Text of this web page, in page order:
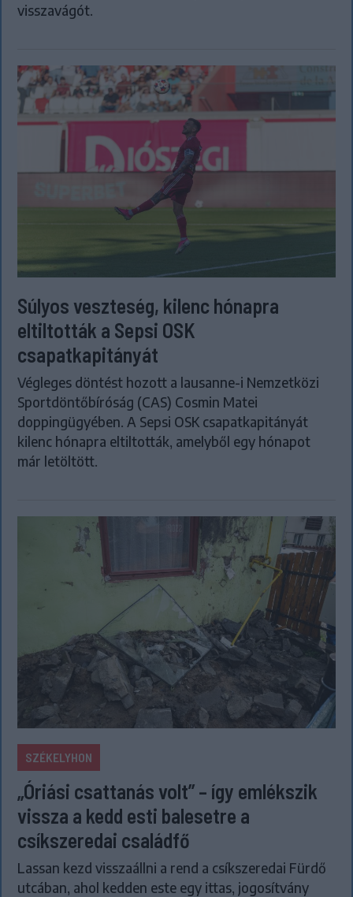
visszavágót.
Súlyos veszteség, kilenc hónapra
eltiltották a Sepsi OSK
csapatkapitányát
Végleges döntést hozott a lausanne-i Nemzetközi
Sportdöntőbíróság (CAS) Cosmin Matei
doppingügyében. A Sepsi OSK csapatkapitányát
kilenc hónapra eltiltották, amelyből egy hónapot
már letöltött.
SZÉKELYHON
„Óriási csattanás volt” – így emlékszik
vissza a kedd esti balesetre a
csíkszeredai családfő
Lassan kezd visszaállni a rend a csíkszeredai Fürdő
utcában, ahol kedden este egy ittas, jogosítvány